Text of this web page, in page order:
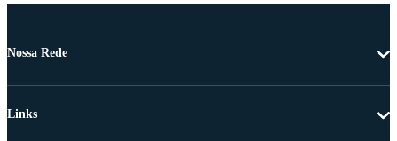
Nossa Rede
Links